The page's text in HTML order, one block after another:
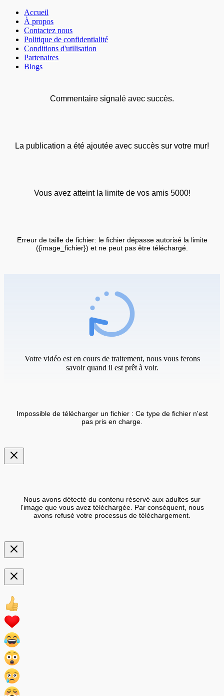
Accueil
À propos
Contactez nous
Politique de confidentialité
Conditions d'utilisation
Partenaires
Blogs
Commentaire signalé avec succès.
La publication a été ajoutée avec succès sur votre mur!
Vous avez atteint la limite de vos amis 5000!
Erreur de taille de fichier: le fichier dépasse autorisé la limite
({image_fichier}) et ne peut pas être téléchargé.
Votre vidéo est en cours de traitement, nous vous ferons
savoir quand il est prêt à voir.
Impossible de télécharger un fichier : Ce type de fichier n'est
pas pris en charge.
Nous avons détecté du contenu réservé aux adultes sur
l'image que vous avez téléchargée. Par conséquent, nous
avons refusé votre processus de téléchargement.